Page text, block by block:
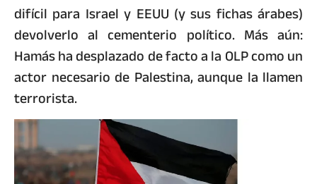
difícil para Israel y EEUU (y sus fichas árabes)
devolverlo al cementerio político. Más aún:
Hamás ha desplazado de facto a la OLP como un
actor necesario de Palestina, aunque la llamen
terrorista.